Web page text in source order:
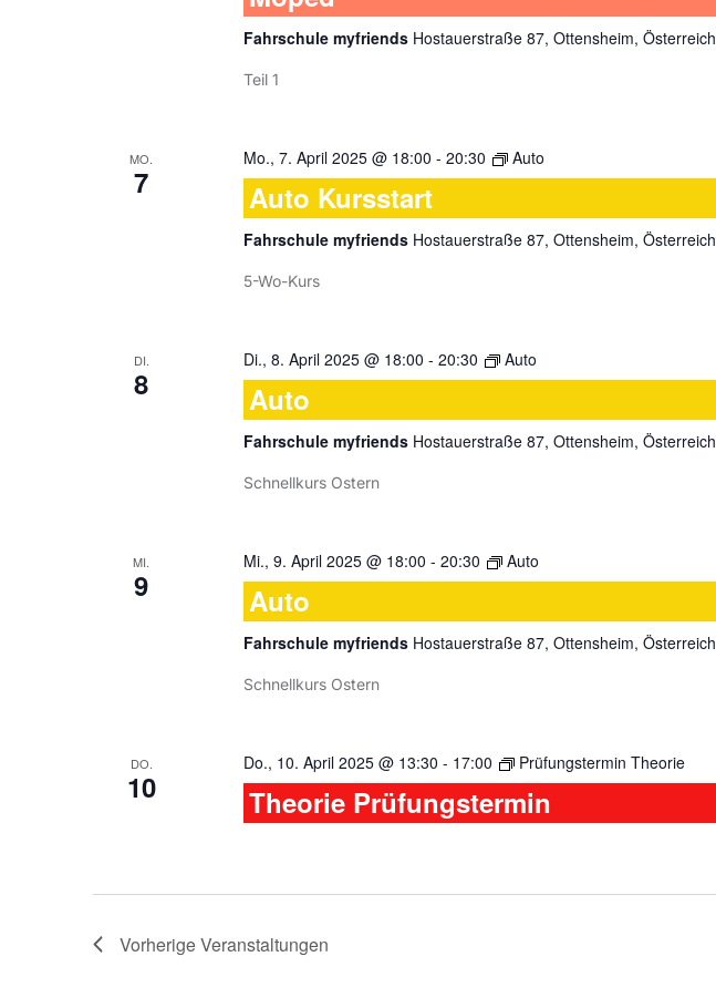
Fahrschule myfriends Hostauerstraße 87, Ottensheim, Österreich
Teil 1
MO.
7
Mo., 7. April 2025 @ 18:00 - 20:30 Auto
Auto Kursstart
Fahrschule myfriends Hostauerstraße 87, Ottensheim, Österreich
5-Wo-Kurs
DI.
8
Di., 8. April 2025 @ 18:00 - 20:30 Auto
Auto
Fahrschule myfriends Hostauerstraße 87, Ottensheim, Österreich
Schnellkurs Ostern
MI.
9
Mi., 9. April 2025 @ 18:00 - 20:30 Auto
Auto
Fahrschule myfriends Hostauerstraße 87, Ottensheim, Österreich
Schnellkurs Ostern
DO.
10
Do., 10. April 2025 @ 13:30 - 17:00 Prüfungstermin Theorie
Theorie Prüfungstermin
VorherigeVeranstaltungen